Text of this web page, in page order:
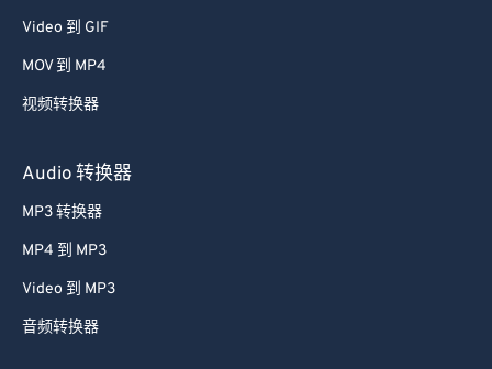
Video 到 GIF
MOV 到 MP4
视频转换器
Audio 转换器
MP3 转换器
MP4 到 MP3
Video 到 MP3
音频转换器